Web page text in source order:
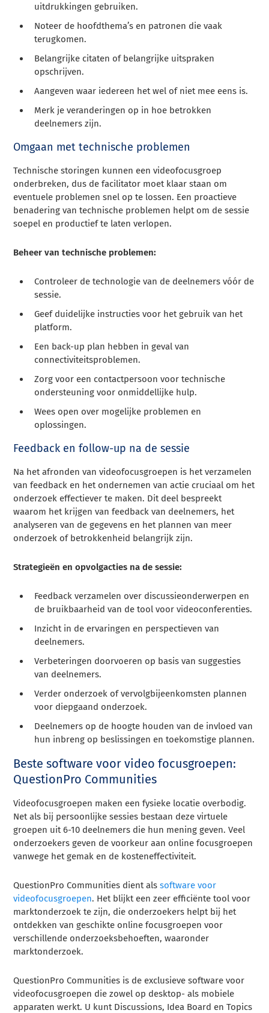
uitdrukkingen gebruiken.
Noteer de hoofdthema’s en patronen die vaak
terugkomen.
Belangrijke citaten of belangrijke uitspraken
opschrijven.
Aangeven waar iedereen het wel of niet mee eens is.
Merk je veranderingen op in hoe betrokken
deelnemers zijn.
Omgaan met technische problemen
Technische storingen kunnen een videofocusgroep
onderbreken, dus de facilitator moet klaar staan om
eventuele problemen snel op te lossen. Een proactieve
benadering van technische problemen helpt om de sessie
soepel en productief te laten verlopen.
Beheer van technische problemen:
Controleer de technologie van de deelnemers vóór de
sessie.
Geef duidelijke instructies voor het gebruik van het
platform.
Een back-up plan hebben in geval van
connectiviteitsproblemen.
Zorg voor een contactpersoon voor technische
ondersteuning voor onmiddellijke hulp.
Wees open over mogelijke problemen en
oplossingen.
Feedback en follow-up na de sessie
Na het afronden van videofocusgroepen is het verzamelen
van feedback en het ondernemen van actie cruciaal om het
onderzoek effectiever te maken. Dit deel bespreekt
waarom het krijgen van feedback van deelnemers, het
analyseren van de gegevens en het plannen van meer
onderzoek of betrokkenheid belangrijk zijn.
Strategieën en opvolgacties na de sessie:
Feedback verzamelen over discussieonderwerpen en
de bruikbaarheid van de tool voor videoconferenties.
Inzicht in de ervaringen en perspectieven van
deelnemers.
Verbeteringen doorvoeren op basis van suggesties
van deelnemers.
Verder onderzoek of vervolgbijeenkomsten plannen
voor diepgaand onderzoek.
Deelnemers op de hoogte houden van de invloed van
hun inbreng op beslissingen en toekomstige plannen.
Beste software voor video focusgroepen:
QuestionPro Communities
Videofocusgroepen maken een fysieke locatie overbodig.
Net als bij persoonlijke sessies bestaan deze virtuele
groepen uit 6-10 deelnemers die hun mening geven. Veel
onderzoekers geven de voorkeur aan online focusgroepen
vanwege het gemak en de kosteneffectiviteit.
QuestionPro Communities dient alssoftware voor
videofocusgroepen. Het blijkt een zeer efficiënte tool voor
marktonderzoek te zijn, die onderzoekers helpt bij het
ontdekken van geschikte online focusgroepen voor
verschillende onderzoeksbehoeften, waaronder
marktonderzoek.
QuestionPro Communities is de exclusieve software voor
videofocusgroepen die zowel op desktop- als mobiele
apparaten werkt. U kunt Discussions, Idea Board en Topics